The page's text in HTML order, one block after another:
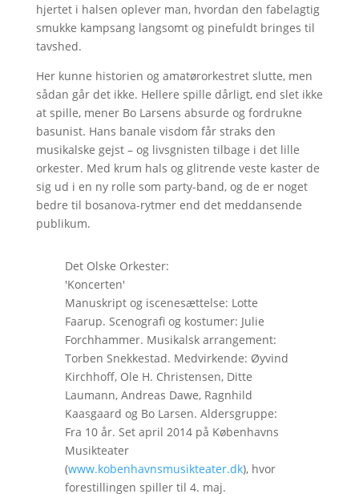
hjertet i halsen oplever man, hvordan den fabelagtig
smukke kampsang langsomt og pinefuldt bringes til
tavshed.
Her kunne historien og amatørorkestret slutte, men
sådan går det ikke. Hellere spille dårligt, end slet ikke
at spille, mener Bo Larsens absurde og fordrukne
basunist. Hans banale visdom får straks den
musikalske gejst – og livsgnisten tilbage i det lille
orkester. Med krum hals og glitrende veste kaster de
sig ud i en ny rolle som party-band, og de er noget
bedre til bosanova-rytmer end det meddansende
publikum.
Det Olske Orkester:
'Koncerten'
Manuskript og iscenesættelse: Lotte
Faarup. Scenografi og kostumer: Julie
Forchhammer. Musikalsk arrangement:
Torben Snekkestad. Medvirkende: Øyvind
Kirchhoff, Ole H. Christensen, Ditte
Laumann, Andreas Dawe, Ragnhild
Kaasgaard og Bo Larsen. Aldersgruppe:
Fra 10 år. Set april 2014 på Københavns
Musikteater
(www.kobenhavnsmusikteater.dk), hvor
forestillingen spiller til 4. maj.